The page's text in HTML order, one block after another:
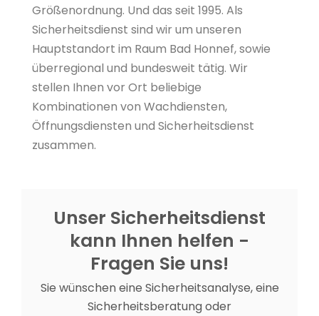
Größenordnung. Und das seit 1995. Als
Sicherheitsdienst sind wir um unseren
Hauptstandort im Raum Bad Honnef, sowie
überregional und bundesweit tätig. Wir
stellen Ihnen vor Ort beliebige
Kombinationen von Wachdiensten,
Öffnungsdiensten und Sicherheitsdienst
zusammen.
Unser Sicherheitsdienst
kann Ihnen helfen -
Fragen Sie uns!
Sie wünschen eine Sicherheitsanalyse, eine
Sicherheitsberatung oder